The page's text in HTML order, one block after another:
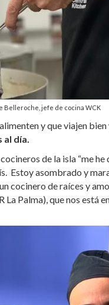
Belleroche, jefe de cocina WCK
y que viajen bien
al día.
de la isla “me
Estoy asombrado y
cocinero de raíces y
Palma), que nos está